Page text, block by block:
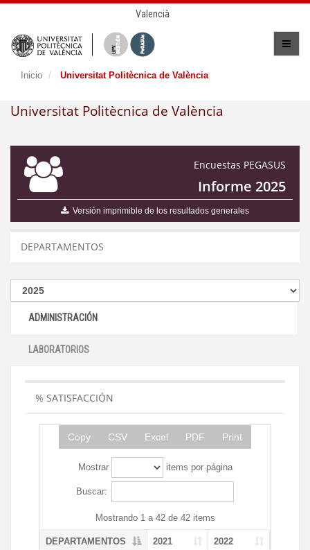
Valencià
Inicio Universitat Politècnica de València
Universitat Politècnica de València
Encuestas PEGASUS
Informe 2025
Versión imprimible de los resultados generales
DEPARTAMENTOS
ADMINISTRACIÓN
LABORATORIOS
% SATISFACCIÓN
Copy CSV Excel PDF Print
Mostrar items por página
Buscar:
Mostrando 1 a 42 de 42 items
DEPARTAMENTOS 2021 2022